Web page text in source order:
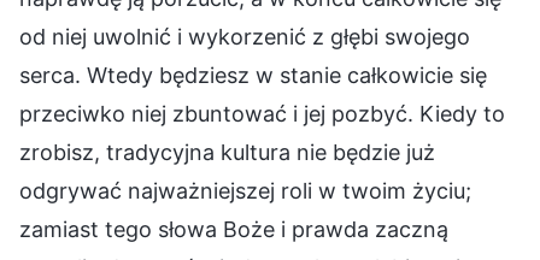
od niej uwolnić i wykorzenić z głębi swojego
serca. Wtedy będziesz w stanie całkowicie się
przeciwko niej zbuntować i jej pozbyć. Kiedy to
zrobisz, tradycyjna kultura nie będzie już
odgrywać najważniejszej roli w twoim życiu;
zamiast tego słowa Boże i prawda zaczną